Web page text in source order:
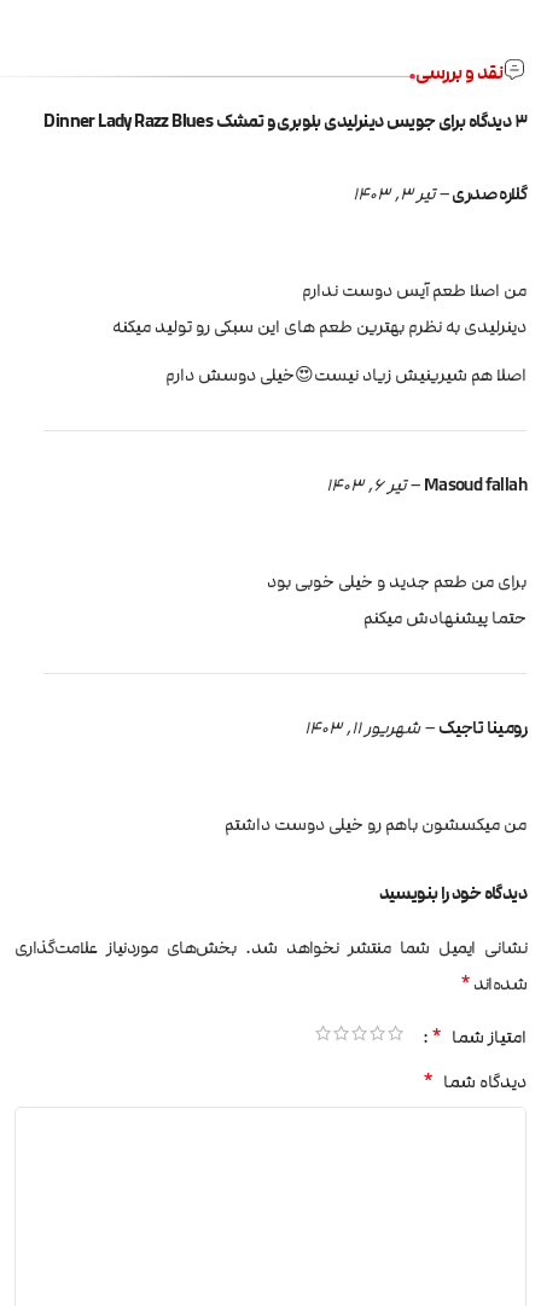
نقد و بررسی
3 دیدگاه برای جویس دینرلیدی بلوبری و تمشک Dinner Lady Razz Blues
گلاره صدری– تیر 3, 1403
من اصلا طعم آیس دوست ندارم
دینرلیدی به نظرم بهترین طعم های این سبکی رو تولید میکنه
اصلا هم شیرینیش زیاد نیست😍خیلی دوسش دارم
Masoud fallah
–تیر 6, 1403
برای من طعم جدید و خیلی خوبی بود
حتما پیشنهادش میکنم
رومینا تاجیک–شهریور 11, 1403
من میکسشون باهم رو خیلی دوست داشتم
دیدگاه خود را بنویسید
نشانی ایمیل شما منتشر نخواهد شد. بخش‌های موردنیاز علامت‌گذاری
شده‌اند*
امتیاز شما *
دیدگاه شما *